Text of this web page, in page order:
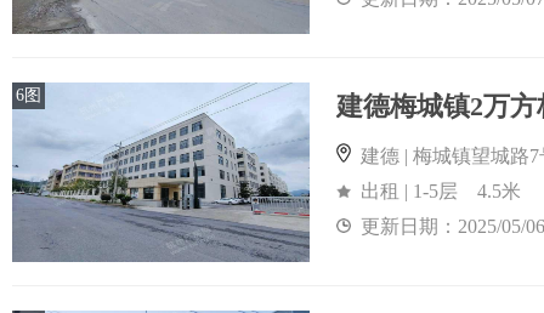
6图 建德梅城镇2万
建德 | 梅城镇望城路7
出租 | 1-5层 4.5米
更新日期：2025/05/06